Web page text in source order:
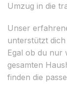
Umzug in die
Unser
unterstützt
Egal ob du nur
gesamten
finden die